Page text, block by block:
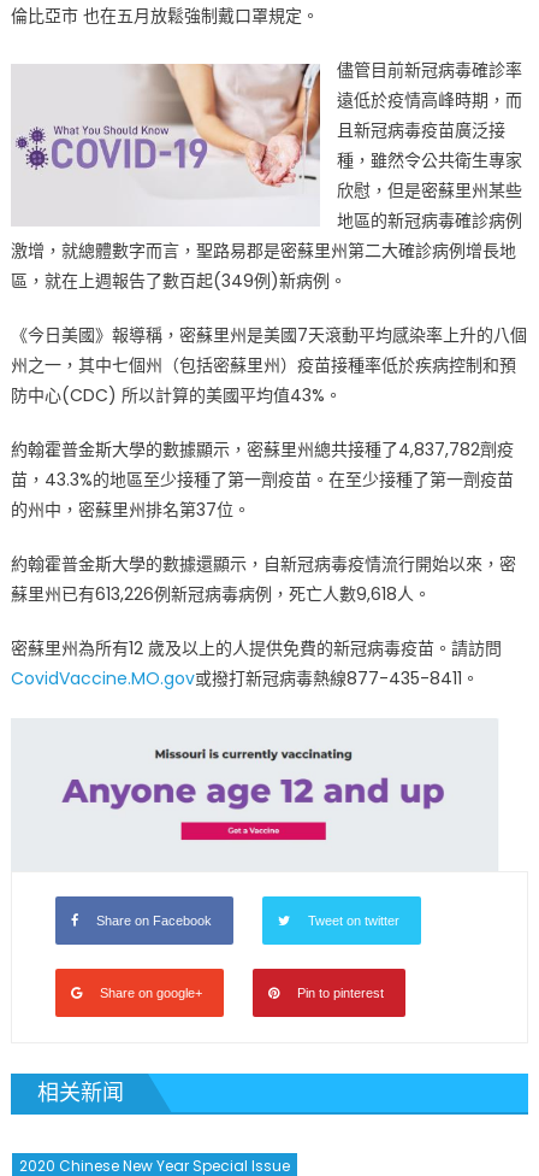
增
中
倫比亞市 也在五月放鬆強制戴口罩規定。
儘管目前新冠病毒確診率
遠低於疫情高峰時期，而
且新冠病毒疫苗廣泛接
種，雖然令公共衛生專家
欣慰，但是密蘇里州某些
地區的新冠病毒確診病例
激增，就總體數字而言，聖路易郡是密蘇里州第二大確診病例增長地
區，就在上週報告了數百起(349例)新病例。
《今日美國》報導稱，密蘇里州是美國7天滾動平均感染率上升的八個
州之一，其中七個州（包括密蘇里州）疫苗接種率低於疾病控制和預
防中心(CDC) 所以計算的美國平均值43%。
約翰霍普金斯大學的數據顯示，密蘇里州總共接種了4,837,782劑疫
苗，43.3%的地區至少接種了第一劑疫苗。在至少接種了第一劑疫苗
的州中，密蘇里州排名第37位。
約翰霍普金斯大學的數據還顯示，自新冠病毒疫情流行開始以來，密
蘇里州已有613,226例新冠病毒病例，死亡人數9,618人。
密蘇里州為所有12 歲及以上的人提供免費的新冠病毒疫苗。請訪問
CovidVaccine.MO.gov或撥打新冠病毒熱線877-435-8411。
Share on Facebook Tweet on twitter
Share on google+ Pin to pinterest
相关新闻
2020 Chinese New Year Special Issue